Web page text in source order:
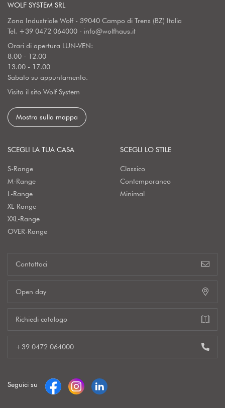
WOLF SYSTEM SRL
Zona Industriale Wolf - 39040 Campo di Trens (BZ) Italia
Tel. +39 0472 064000 - info@wolfhaus.it
Orari di apertura LUN-VEN:
8.00 - 12.00
13.00 - 17.00
Sabato su appuntamento.
Visita il sito Wolf System
Mostra sulla mappa
SCEGLI LA TUA CASA
S-Range
M-Range
L-Range
XL-Range
XXL-Range
OVER-Range
SCEGLI LO STILE
Classico
Contemporaneo
Minimal
Contattaci
Open day
Richiedi catalogo
+39 0472 064000
Seguici su